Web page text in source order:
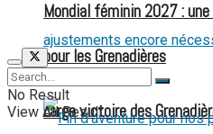
Large victoire des
Mondial féminin 2027 :
pour les Grenadières
No Result
View All Result